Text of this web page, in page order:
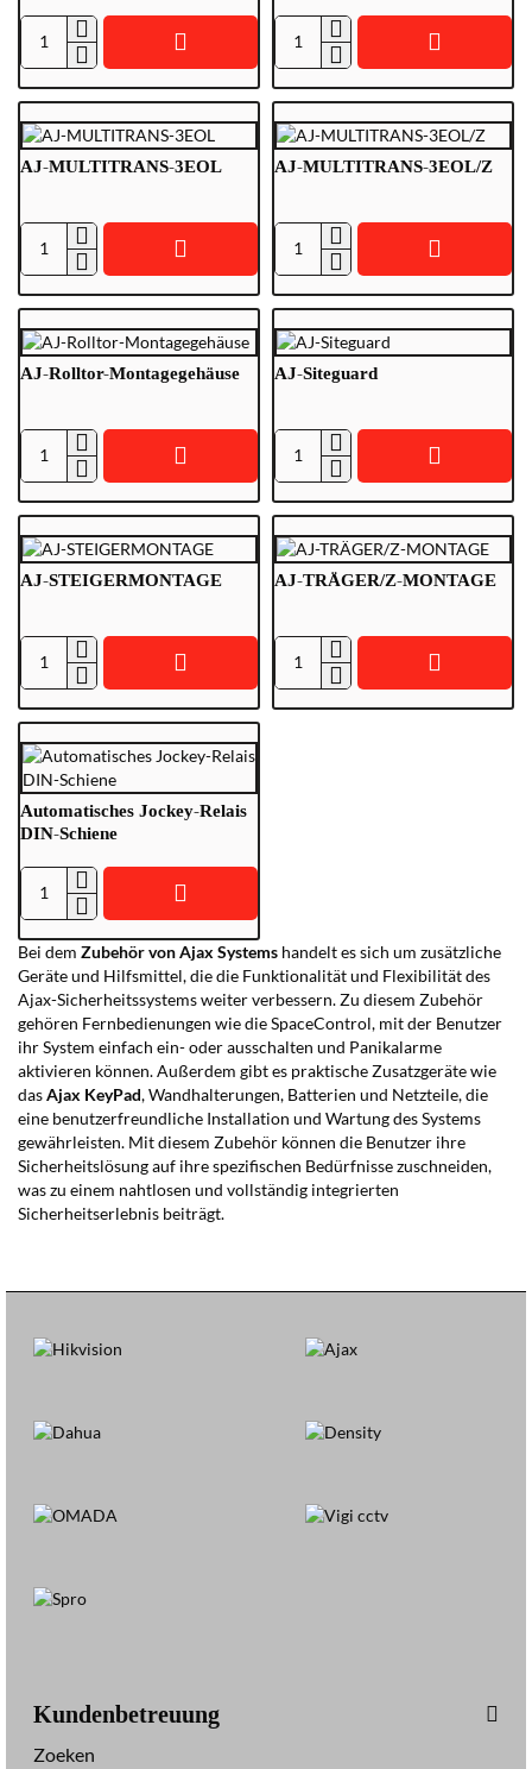
Bei dem Zubehör von Ajax Systems handelt es sich um zusätzliche
Geräte und Hilfsmittel, die die Funktionalität und Flexibilität des
Ajax-Sicherheitssystems weiter verbessern. Zu diesem Zubehör
gehören Fernbedienungen wie die SpaceControl, mit der Benutzer
ihr System einfach ein- oder ausschalten und Panikalarme
aktivieren können. Außerdem gibt es praktische Zusatzgeräte wie
dasAjax KeyPad, Wandhalterungen, Batterien und Netzteile, die
eine benutzerfreundliche Installation und Wartung des Systems
gewährleisten. Mit diesem Zubehör können die Benutzer ihre
Sicherheitslösung auf ihre spezifischen Bedürfnisse zuschneiden,
was zu einem nahtlosen und vollständig integrierten
Sicherheitserlebnis beiträgt.
AJ-
V2
AJ-
AJ-MULTITRANS-3EOL
AJ-
3EOL
AJ-MULTITRANS-3EOL/Z
AJ-
3EOL/Z
AJ-Rolltor-Montagegehäuse
AJ-
Montagegehäuse
AJ-Siteguard
AJ-
AJ-STEIGERMONTAGE
AJ-
AJ-TRÄGER/Z-MONTAGE
AJ-
Automatisches Jockey-Relais
DIN-Schiene
Automatisches
Relais
DIN-
Schiene
Kundenbetreuung
Zoeken